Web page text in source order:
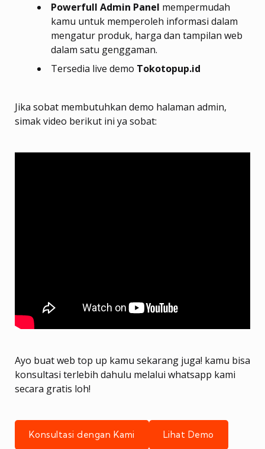
Powerfull Admin Panel mempermudah
kamu untuk memperoleh informasi dalam
mengatur produk, harga dan tampilan web
dalam satu genggaman.
Tersedia live demo Tokotopup.id
Jika sobat membutuhkan demo halaman admin,
simak video berikut ini ya sobat:
Ayo buat web top up kamu sekarang juga! kamu bisa
konsultasi terlebih dahulu melalui whatsapp kami
secara gratis loh!
Konsultasi dengan Kami Lihat Demo